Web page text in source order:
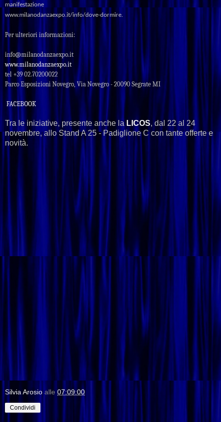
manifestazione
www.milanodanzaexpo.it/info/dove-dormire.
Per ulteriori informazioni:
info@milanodanzaexpo.it
www.milanodanzaexpo.it
tel +39 02.70200022
Parco Esposizioni Novegro, Via Novegro - 20090 Segrate MI
FACEBOOK
Tra le iniziative, presente anche la LICOS, dal 22 al 24
novembre, allo Stand A 25 - Padiglione C con tante offerte e
novità.
Silvia Arosio alle 07:09:00
Condividi